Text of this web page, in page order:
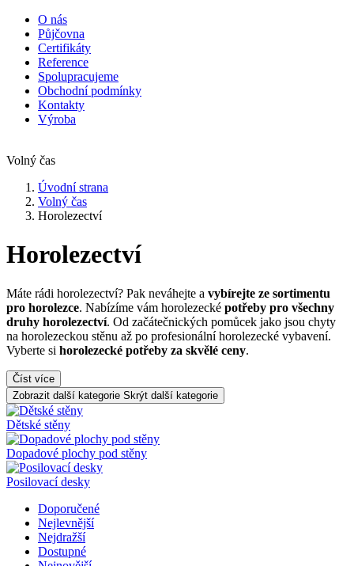
O nás
Půjčovna
Certifikáty
Reference
Spolupracujeme
Obchodní podmínky
Kontakty
Výroba
Volný čas
Úvodní strana
Volný čas
Horolezectví
Horolezectví
Máte rádi horolezectví? Pak neváhejte a vybírejte ze sortimentu
pro horolezce. Nabízíme vám horolezecké potřeby pro všechny
druhy horolezectví. Od začátečnických pomůcek jako jsou chyty
na horolezeckou stěnu až po profesionální horolezecké vybavení.
Vyberte si horolezecké potřeby za skvělé ceny.
Číst více
Zobrazit další kategorie Skrýt další kategorie
Dětské stěny
Dopadové plochy pod stěny
Posilovací desky
Doporučené
Nejlevnější
Nejdražší
Dostupné